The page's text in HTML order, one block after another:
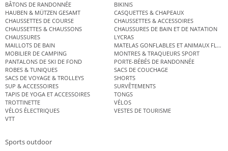
BÂTONS DE RANDONNÉE
BIKINIS
HAUBEN & MÜTZEN GESAMT
CASQUETTES & CHAPEAUX
CHAUSSETTES DE COURSE
CHAUSSETTES & ACCESSOIRES
CHAUSSETTES & CHAUSSONS
CHAUSSURES DE BAIN ET DE NATATION
CHAUSSURES
LYCRAS
MAILLOTS DE BAIN
MATELAS GONFLABLES ET ANIMAUX
MOBILIER DE CAMPING
MONTRES & TRAQUEURS SPORT
PANTALONS DE SKI DE FOND
PORTE-BÉBÉS DE RANDONNÉE
ROBES & TUNIQUES
SACS DE COUCHAGE
SACS DE VOYAGE & TROLLEYS
SHORTS
SUP & ACCESSOIRES
SURVÊTEMENTS
TAPIS DE YOGA ET ACCESSOIRES
TONGS
TROTTINETTE
VÉLOS
VÉLOS ÉLECTRIQUES
VESTES DE TOURISME
VTT
Sports outdoor